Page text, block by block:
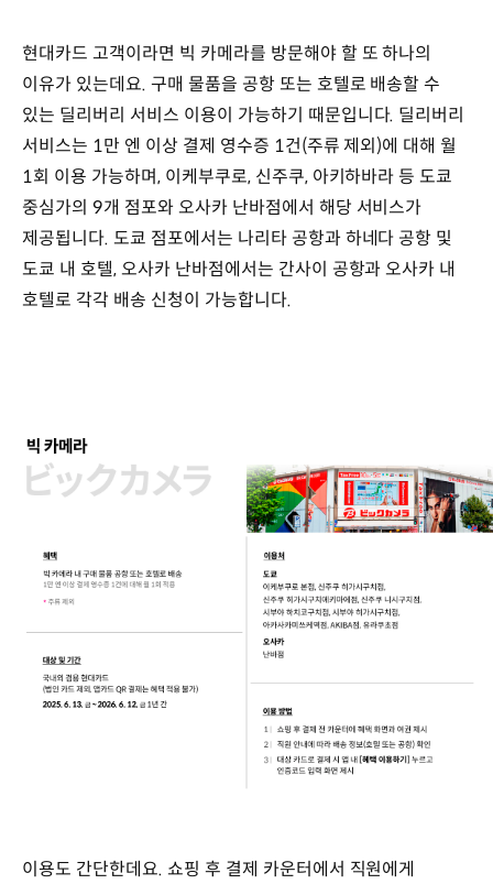
현대카드 고객이라면 빅 카메라를 방문해야 할 또 하나의
이유가 있는데요. 구매 물품을 공항 또는 호텔로 배송할 수
있는 딜리버리 서비스 이용이 가능하기 때문입니다. 딜리버리
서비스는 1만 엔 이상 결제 영수증 1건(주류 제외)에 대해 월
1회 이용 가능하며, 이케부쿠로, 신주쿠, 아키하바라 등 도쿄
중심가의 9개 점포와 오사카 난바점에서 해당 서비스가
제공됩니다. 도쿄 점포에서는 나리타 공항과 하네다 공항 및
도쿄 내 호텔, 오사카 난바점에서는 간사이 공항과 오사카 내
호텔로 각각 배송 신청이 가능합니다.
이용도 간단한데요. 쇼핑 후 결제 카운터에서 직원에게